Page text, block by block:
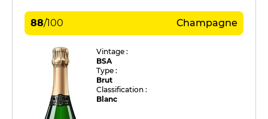
88/100 Champagne
Vintage :
BSA
Type :
Brut
Classification :
Blanc